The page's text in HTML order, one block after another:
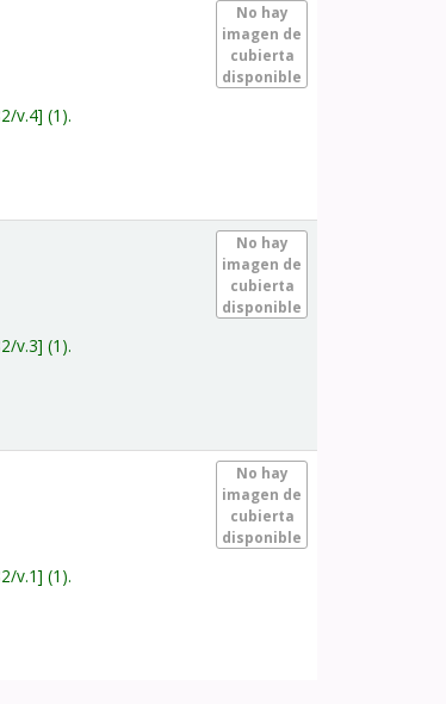
No hay
imagen de
cubierta
disponible
v.4 (1).
No hay
imagen de
cubierta
disponible
v.3 (1).
No hay
imagen de
cubierta
disponible
v.1 (1).